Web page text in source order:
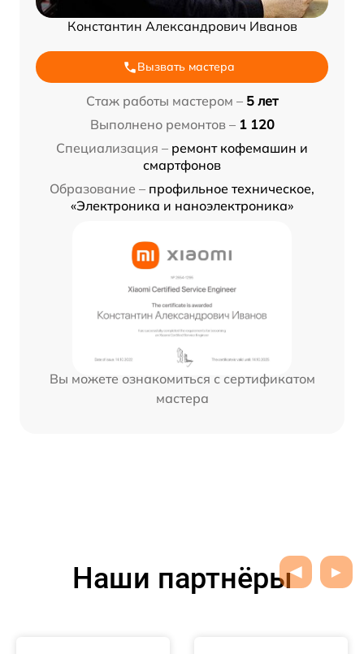
Константин Александрович Иванов
Вызвать мастера
Стаж работы мастером – 5 лет
Выполнено ремонтов – 1 120
Специализация – ремонт кофемашин и
смартфонов
Образование – профильное техническое,
«Электроника и наноэлектроника»
Вы можете ознакомиться с сертификатом
мастера
Наши партнёры